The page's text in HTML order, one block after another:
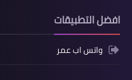
افضل التطبيقات
واتس اب عمر